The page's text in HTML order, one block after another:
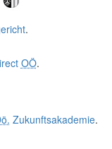
.
OÖ.
Zukunftsakademie.